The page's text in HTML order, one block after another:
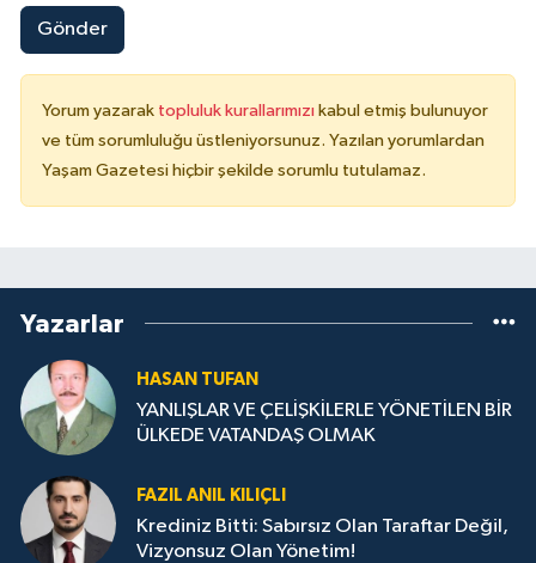
Gönder
Yorum yazarak topluluk kurallarımızı kabul etmiş bulunuyor
ve tüm sorumluluğu üstleniyorsunuz. Yazılan yorumlardan
Yaşam Gazetesi hiçbir şekilde sorumlu tutulamaz.
Yazarlar
HASAN TUFAN
YANLIŞLAR VE ÇELİŞKİLERLE YÖNETİLEN BİR
ÜLKEDE VATANDAŞ OLMAK
FAZIL ANIL KILIÇLI
Krediniz Bitti: Sabırsız Olan Taraftar Değil,
Vizyonsuz Olan Yönetim!